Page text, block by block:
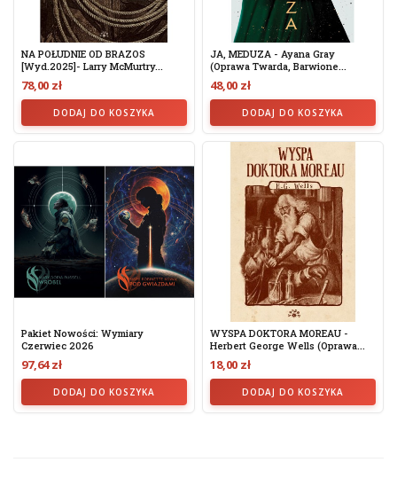
NA POŁUDNIE OD BRAZOS
[wyd.2025]- Larry McMurtry...
78,00 zł
DODAJ DO KOSZYKA
JA, MEDUZA - Ayana Gray
(oprawa Twarda, Barwione...
48,00 zł
DODAJ DO KOSZYKA
Pakiet Nowości: Wymiary
Czerwiec 2026
97,64 zł
DODAJ DO KOSZYKA
WYSPA DOKTORA MOREAU -
Herbert George Wells (oprawa...
18,00 zł
DODAJ DO KOSZYKA